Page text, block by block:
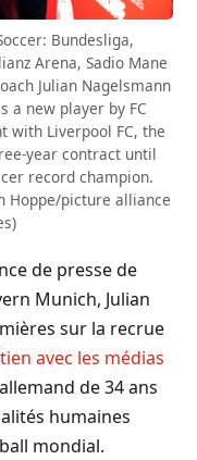
Bundesliga,
Arena, Sadio Mane
Julian Nagelsmann
a new player by FC
with Liverpool FC, the
year contract until
record champion.
Hoppe/picture alliance
de presse de
Munich, Julian
sur la recrue
avec les médias
de 34 ans
humaines
mondial.